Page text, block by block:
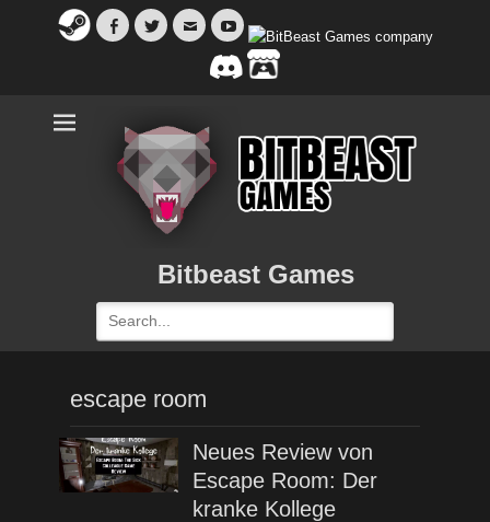
Facebook
TwitterEmailYouTube
Bitbeast Games
Search
for:
escape room
Neues Review von
Escape Room: Der
kranke Kollege